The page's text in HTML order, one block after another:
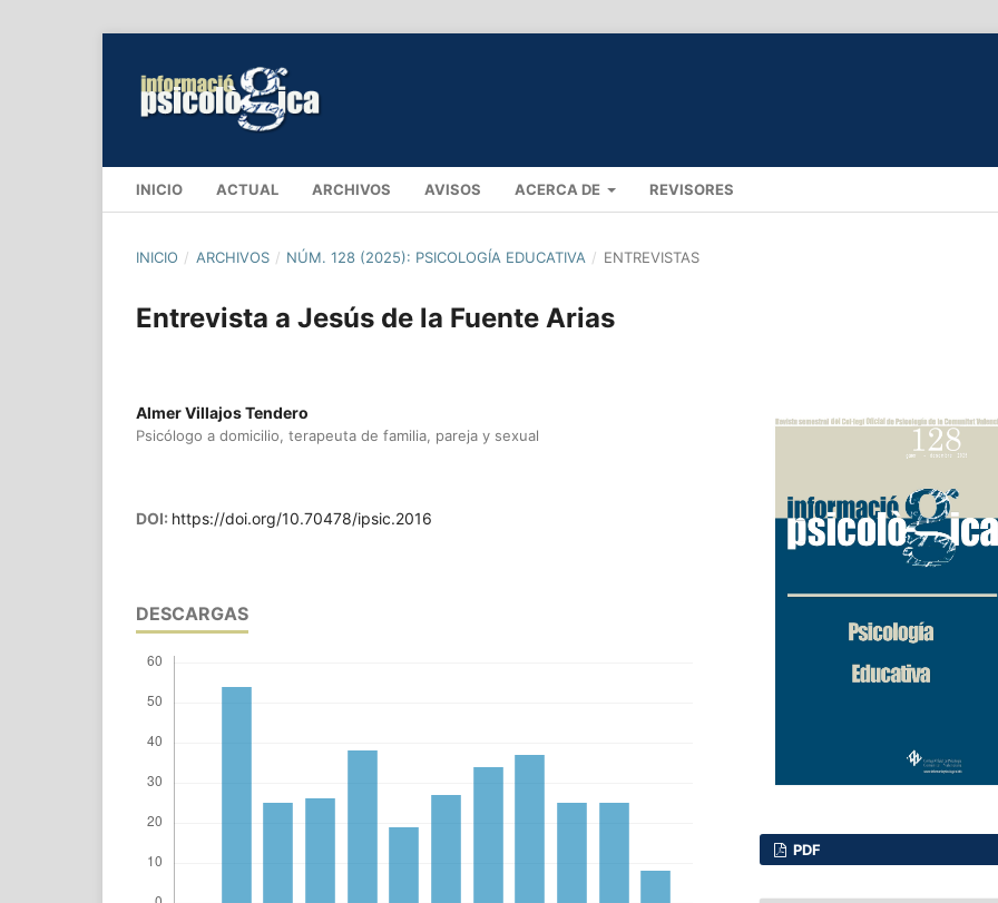
INICIO ACTUAL ARCHIVOS AVISOS ACERCA DE REVISORES
INICIO / ARCHIVOS / NÚM. 128 (2025): PSICOLOGÍA EDUCATIVA / ENTREVISTAS
Entrevista a Jesús de la Fuente Arias
Almer Villajos Tendero
Psicólogo a domicilio, terapeuta de familia, pareja y sexual
DOI: https://doi.org/10.70478/ipsic.2016
DESCARGAS
PDF